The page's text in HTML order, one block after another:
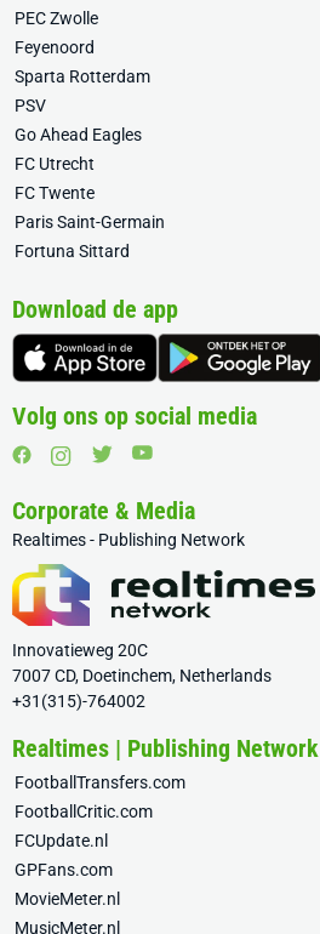
PEC Zwolle
Feyenoord
Sparta Rotterdam
PSV
Go Ahead Eagles
FC Utrecht
FC Twente
Paris Saint-Germain
Fortuna Sittard
Download de app
Volg ons op social media
Corporate & Media
Realtimes - Publishing Network
Innovatieweg 20C
7007 CD, Doetinchem, Netherlands
+31(315)-764002
Realtimes | Publishing Network
FootballTransfers.com
FootballCritic.com
FCUpdate.nl
GPFans.com
MovieMeter.nl
MusicMeter.nl